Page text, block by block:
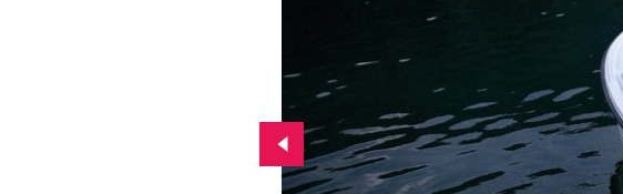
Przejdź do poprzedniego zdjęcia.